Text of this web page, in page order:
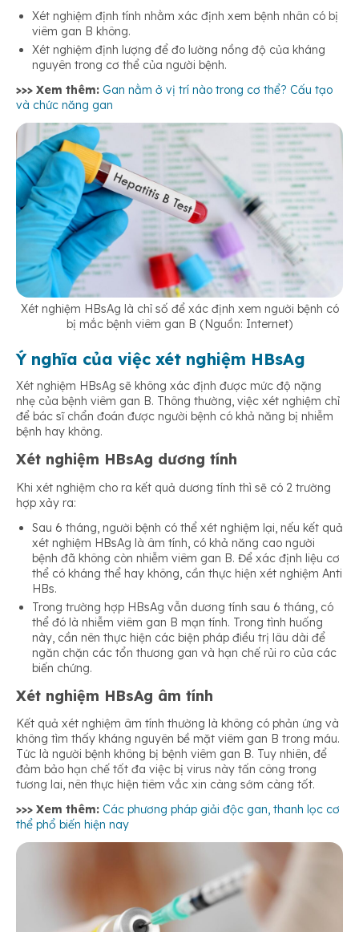
Xét nghiệm định tính nhằm xác định xem bệnh nhân có bị
viêm gan B không.
Xét nghiệm định lượng để đo lường nồng độ của kháng
nguyên trong cơ thể của người bệnh.
>>> Xem thêm: Gan nằm ở vị trí nào trong cơ thể? Cấu tạo
và chức năng gan
Xét nghiệm HBsAg là chỉ số để xác định xem người bệnh có
bị mắc bệnh viêm gan B (Nguồn: Internet)
Ý nghĩa của việc xét nghiệm HBsAg
Xét nghiệm HBsAg sẽ không xác định được mức độ nặng
nhẹ của bệnh viêm gan B. Thông thường, việc xét nghiệm chỉ
để bác sĩ chẩn đoán được người bệnh có khả năng bị nhiễm
bệnh hay không.
Xét nghiệm HBsAg dương tính
Khi xét nghiệm cho ra kết quả dương tính thì sẽ có 2 trường
hợp xảy ra:
Sau 6 tháng, người bệnh có thể xét nghiệm lại, nếu kết quả
xét nghiệm HBsAg là âm tính, có khả năng cao người
bệnh đã không còn nhiễm viêm gan B. Để xác định liệu cơ
thể có kháng thể hay không, cần thực hiện xét nghiệm Anti
HBs.
Trong trường hợp HBsAg vẫn dương tính sau 6 tháng, có
thể đó là nhiễm viêm gan B mạn tính. Trong tình huống
này, cần nên thực hiện các biện pháp điều trị lâu dài để
ngăn chặn các tổn thương gan và hạn chế rủi ro của các
biến chứng.
Xét nghiệm HBsAg âm tính
Kết quả xét nghiệm âm tính thường là không có phản ứng và
không tìm thấy kháng nguyên bề mặt viêm gan B trong máu.
Tức là người bệnh không bị bệnh viêm gan B. Tuy nhiên, để
đảm bảo hạn chế tốt đa việc bị virus này tấn công trong
tương lai, nên thực hiện tiêm vắc xin càng sớm càng tốt.
>>> Xem thêm: Các phương pháp giải độc gan, thanh lọc cơ
thể phổ biến hiện nay